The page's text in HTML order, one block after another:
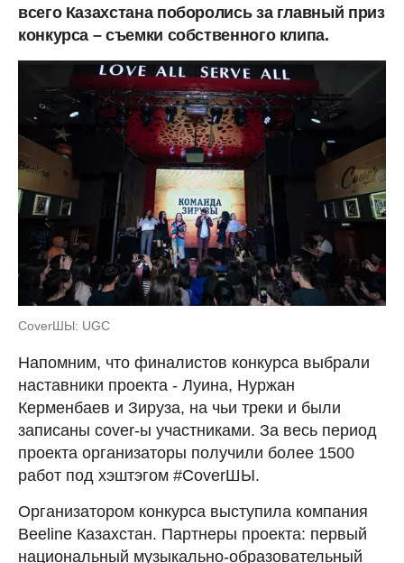
всего Казахстана поборолись за главный приз
конкурса – съемки собственного клипа.
CoverШЫ: UGC
Напомним, что финалистов конкурса выбрали
наставники проекта - Луина, Нуржан
Керменбаев и Зируза, на чьи треки и были
записаны cover-ы участниками. За весь период
проекта организаторы получили более 1500
работ под хэштэгом #CoverШЫ.
Организатором конкурса выступила компания
Beeline Казахстан. Партнеры проекта: первый
национальный музыкально-образовательный